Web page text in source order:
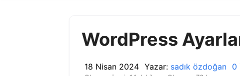
WordPress
18 Nisan 2024 Yazar: sadık özdoğan 0